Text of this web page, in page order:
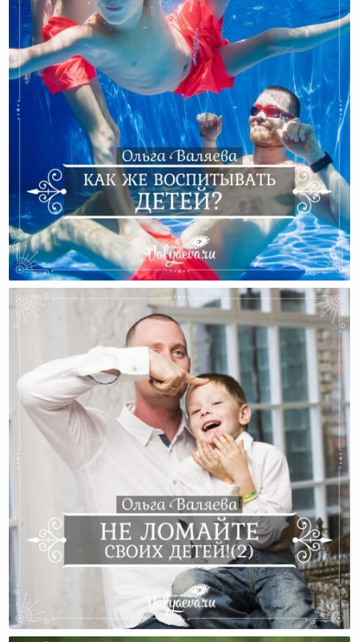
Как Же Воспитывать Детей?
Не Ломайте Своих Детей! (часть 2)